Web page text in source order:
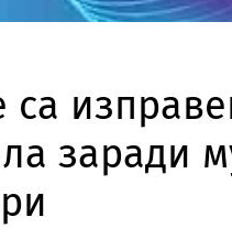
са
заради